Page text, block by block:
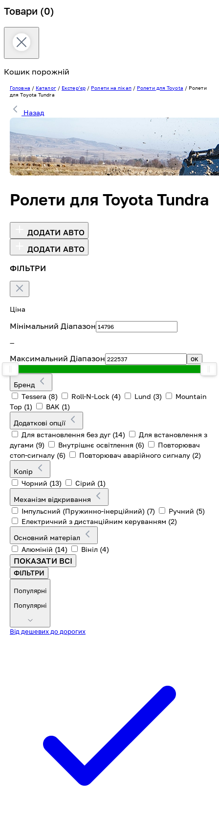
Товари (0)
Кошик порожній
Головна / Каталог/ Екстерʼєр/ Ролети на пікап/ Ролети для Toyota / Ролети
для Toyota Tundra
Назад
Ролети для Toyota Tundra
ДОДАТИ АВТО
ДОДАТИ АВТО
ФІЛЬТРИ
Ціна
Мінімальний Діапазон
—
Максимальний Діапазон OK
Бренд
Tessera (8) Roll-N-Lock (4) Lund (3)
Mountain
Top (1) BAK (1)
Додаткові опції
Для встановлення без дуг (14)
Для встановлення з
дугами (9) Внутрішнє освітлення (6)
Повторювач
стоп-сигналу (6) Повторювач аварійного сигналу (2)
Колір
Чорний (13) Сірий (1)
Механізм відкривання
Імпульсний (Пружинно-інерційний) (7) Ручний (5)
Електричний з дистанційним керуванням (2)
Основний матеріал
Алюміній (14) Вініл (4)
ПОКАЗАТИ ВСІ
ФІЛЬТРИ
Популярні
Популярні
Від дешевих до дорогих